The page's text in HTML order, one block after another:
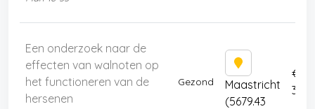
Een onderzoek naar de
effecten van walnoten op
het functioneren van de
hersenen
Gezond
Maastricht
(5679.43
€
375